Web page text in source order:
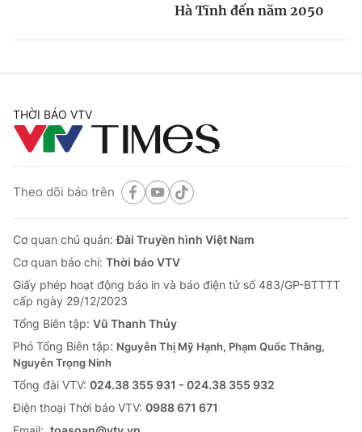
Hà Tĩnh đến năm 2050
THỜI BÁO VTV
Theo dõi báo trên
Cơ quan chủ quản:Đài Truyền hình Việt Nam
Cơ quan báo chí: Thời báo VTV
Giấy phép hoạt động báo in và báo điện tử số 483/GP-BTTTT
cấp ngày 29/12/2023
Tổng Biên tập: Vũ Thanh Thủy
Phó Tổng Biên tập: Nguyễn Thị Mỹ Hạnh, Phạm Quốc Thắng,
Nguyễn Trọng Ninh
Tổng đài VTV: 024.38 355 931 - 024.38 355 932
Ðiện thoại Thời báo VTV: 0988 671 671